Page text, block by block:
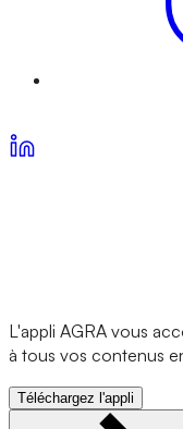
L'appli AGRA vous
à tous vos contenus
Téléchargez l'appli